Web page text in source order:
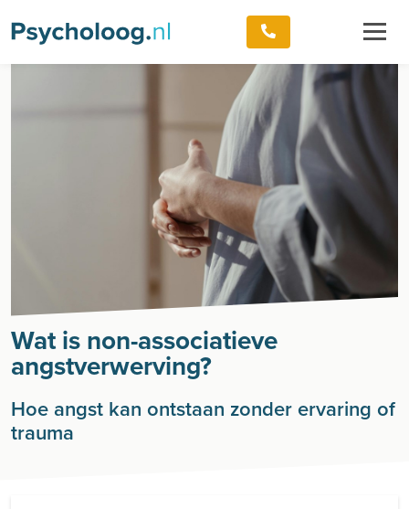
Wat is non-associatieve
angstverwerving?
Hoe angst kan ontstaan zonder ervaring of
trauma